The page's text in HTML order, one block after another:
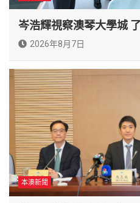
岑浩輝視察澳琴大學城
2026年8月7日
本澳新聞